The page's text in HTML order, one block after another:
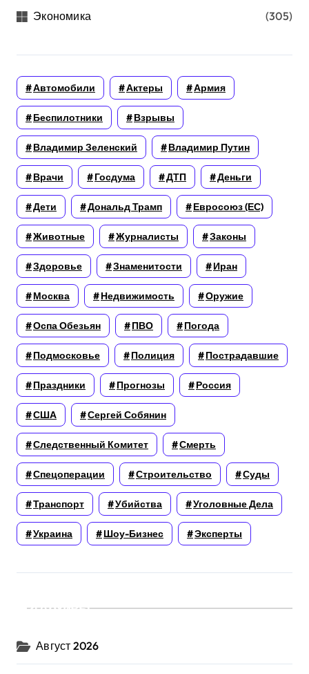
Экономика (305)
Автомобили Актеры Армия
Беспилотники Взрывы
Владимир Зеленский Владимир Путин
Врачи Госдума ДТП Деньги
Дети Дональд Трамп Евросоюз (ЕС)
Животные Журналисты Законы
Здоровье Знаменитости Иран
Москва Недвижимость Оружие
Оспа Обезьян ПВО Погода
Подмосковье Полиция Пострадавшие
Праздники Прогнозы Россия
США Сергей Собянин
Следственный Комитет Смерть
Спецоперации Строительство Суды
Транспорт Убийства Уголовные Дела
Украина Шоу-Бизнес Эксперты
Архивы
Август 2026